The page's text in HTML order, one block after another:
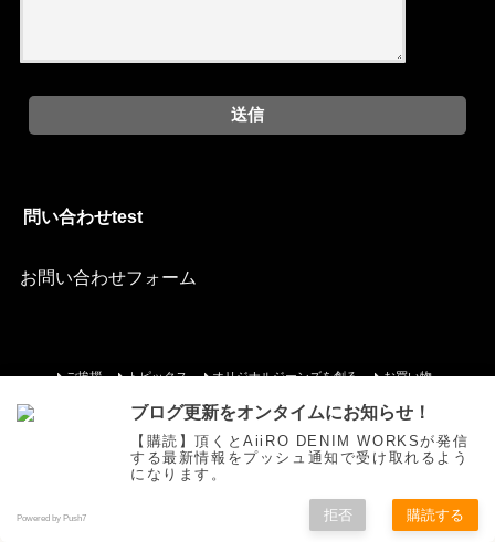
問い合わせtest
お問い合わせフォーム
ご挨拶 トピックス オリジナルジーンズを創る
お買い物
色落ち研究
Movie 自作 お問い合わせ
©Copyright2025AiiRO DENIM WORKS .All Rights Reserved.
ブログ更新をオンタイムにお知らせ！
【購読】頂くとAiiRO DENIM WORKSが発信
する最新情報をプッシュ通知で受け取れるよう
になります。
Powered by Push7 拒否 購読する